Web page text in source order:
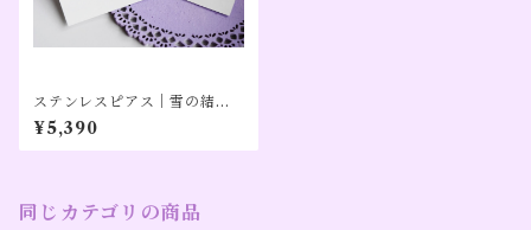
ステンレスピアス｜雪の結晶
モチーフ／リボンモチーフ｜
ゴールドカラー
¥5,390
同じカテゴリの商品